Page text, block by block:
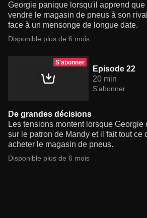
Georgie panique lorsqu'il apprend
vendre le magasin de pneus à son
face à un mensonge de longue date.
Disponible plus de 6 mois
S'abonner
Episode 22
20 min
S'abonner
De grandes décisions
Les tensions montent lorsque Georgie
sur le patron de Mandy et il fait tout ce
acheter le magasin de pneus.
Disponible plus de 6 mois